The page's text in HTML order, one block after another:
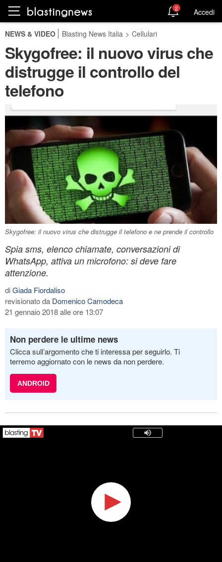
2 Accedi
NEWS & VIDEO Blasting News Italia > Cellulari
Skygofree: il nuovo virus che
distrugge il controllo del
telefono
Skygofree: il nuovo virus che distrugge il telefono e ne prende il controllo
Spia sms, elenco chiamate, conversazioni di
WhatsApp, attiva un microfono: si deve fare
attenzione.
diGiada Fiordaliso
revisionato da Domenico Camodeca
21 gennaio 2018 alle ore 13:07
Non perdere le ultime news
Clicca sull’argomento che ti interessa per seguirlo. Ti
terremo aggiornato con le news da non perdere.
ANDROID